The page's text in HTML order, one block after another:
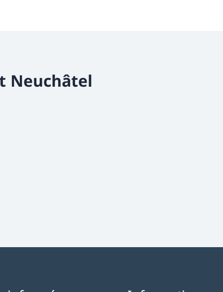
Neuchâtel